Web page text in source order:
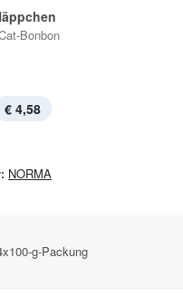
Bonbon
€ 4,58
NORMA
g-Packung